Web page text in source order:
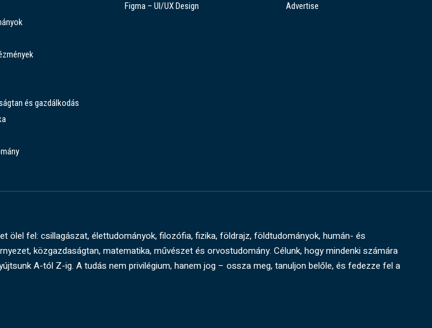
és gazdálkodás
Figma – UI/UX Design
Advertise
ölel fel: csillagászat, élettudományok, filozófia, fizika, földrajz, földtudományok, humán- és
közgazdaságtan, matematika, művészet és orvostudomány. Célunk, hogy mindenki számára
A-tól Z-ig. A tudás nem privilégium, hanem jog – ossza meg, tanuljon belőle, és fedezze fel a